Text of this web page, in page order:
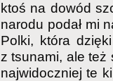
ktoś na dowód
narodu podał mi
Polki, która
z tsunami, ale też
najwidoczniej te